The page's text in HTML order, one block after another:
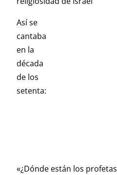
Así se
cantaba
en la
década
de los
setenta:
«¿Dónde están los